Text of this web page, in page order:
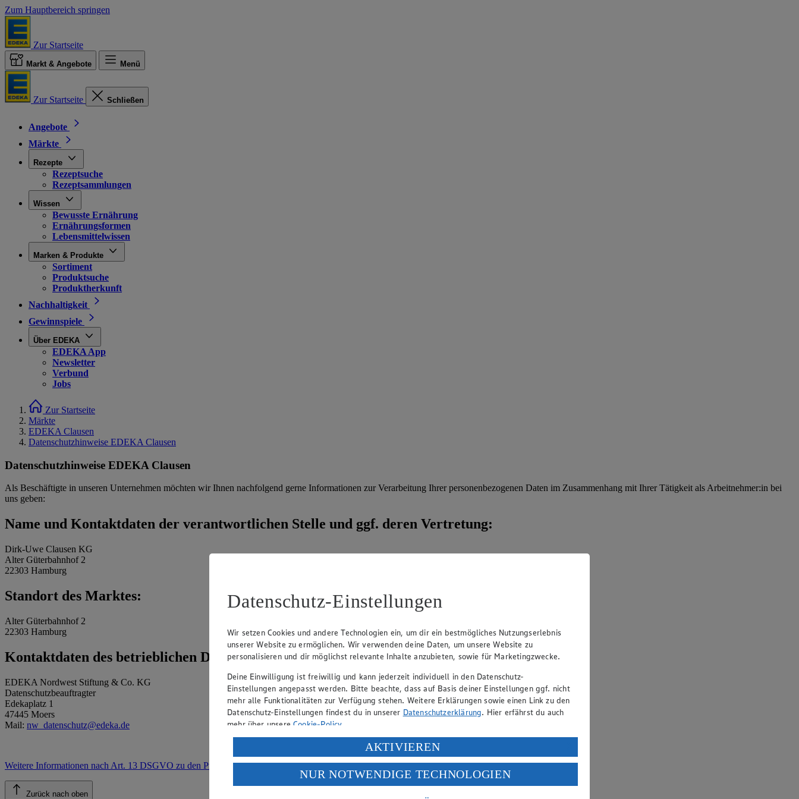
Zum Hauptbereich springen
Zur Startseite
Markt & Angebote Menü
Zur Startseite Schließen
Angebote
Märkte
Rezepte
Rezeptsuche
Rezeptsammlungen
Wissen
Bewusste Ernährung
Ernährungsformen
Lebensmittelwissen
Marken & Produkte
Sortiment
Produktsuche
Produktherkunft
Nachhaltigkeit
Gewinnspiele
Über EDEKA
EDEKA App
Newsletter
Verbund
Jobs
Zur Startseite
Märkte
EDEKA Clausen
Datenschutzhinweise EDEKA Clausen
Datenschutzhinweise EDEKA Clausen
Als Beschäftigte in unseren Unternehmen möchten wir Ihnen nachfolgend gerne Informationen zur Verarbeitung Ihrer personenbezogenen Daten im Zusammenhang mit Ihrer Tätigkeit als Arbeitnehmer:in bei
uns geben:
Name und Kontaktdaten der verantwortlichen Stelle und ggf. deren Vertretung:
Dirk-Uwe Clausen KG
Alter Güterbahnhof 2
22303 Hamburg
Standort des Marktes:
Alter Güterbahnhof 2
22303 Hamburg
Kontaktdaten des betrieblichen Datenschutzbeauftragten:
EDEKA Nordwest Stiftung & Co. KG
Datenschutzbeauftragter
Edekaplatz 1
47445 Moers
Mail: nw_datenschutz@edeka.de
Weitere Informationen nach Art. 13 DSGVO zu den Prozessen.
Zurück nach oben
Datenschutz-Einstellungen
Wir setzen Cookies und andere Technologien ein, um dir ein bestmögliches Nutzungserlebnis
unserer Website zu ermöglichen. Wir verwenden deine Daten, um unsere Website zu
personalisieren und dir möglichst relevante Inhalte anzubieten, sowie für Marketingzwecke.
Deine Einwilligung ist freiwillig und kann jederzeit individuell in den Datenschutz-
Einstellungen angepasst werden. Bitte beachte, dass auf Basis deiner Einstellungen ggf. nicht
mehr alle Funktionalitäten zur Verfügung stehen. Weitere Erklärungen sowie einen Link zu den
Datenschutz-Einstellungen findest du in unserer Datenschutzerklärung. Hier erfährst du auch
mehr über unsereCookie-Policy.
Verarbeitung deiner personenbezogenen Daten in den USA durch Facebook und YouTube:
Wenn du auf „Aktivieren“ klickst, willigst du im Sinne des Art. 49 Abs. 1 Satz 1 lit. a) DSGVO
ein, dass deine Daten in den USA verarbeitet werden. Der EuGH sieht die USA als Land mit
einem nach europäischen Standards nicht angemessenen Datenschutzniveau an. Es besteht das
AKTIVIEREN
NUR NOTWENDIGE TECHNOLOGIEN